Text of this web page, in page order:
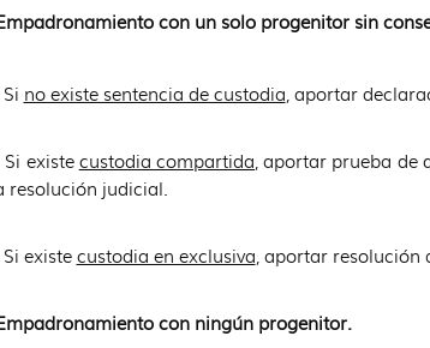
con un solo progenitor sin
no existe sentencia de custodia, aportar
custodia compartida, aportar prueba de
resolución judicial.
custodia en exclusiva, aportar resolución
con ningún progenitor.